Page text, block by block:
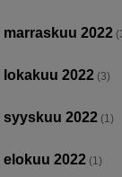
marraskuu 2022
lokakuu 2022 (3)
syyskuu 2022 (1)
elokuu 2022 (1)